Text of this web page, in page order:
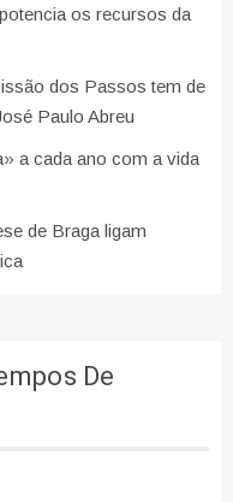
os recursos da
dos Passos tem de
Paulo Abreu
a cada ano com a vida
de Braga ligam
De